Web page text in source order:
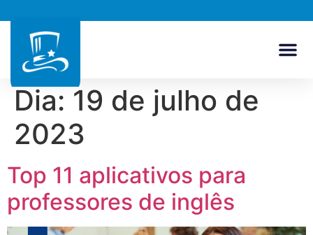
Dia: 19 de julho de
2023
Top 11 aplicativos para
professores de inglês